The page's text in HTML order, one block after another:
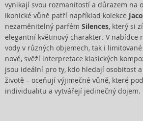
vynikají svou rozmanitostí a důrazem na
ikonické vůně patří například kolekce
nezaměnitelný parfém Silences, který si
elegantní květinový charakter. V nabídce
vody v různých objemech, tak i
nové, svěží interpretace klasických
jsou ideální pro ty, kdo hledají osobitost
životě – oceňují výjimečné vůně, které
individualitu a vytvářejí jedinečný dojem.